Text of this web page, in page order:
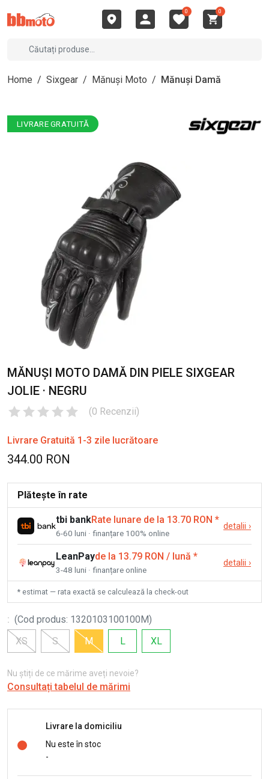
0 0
Home / Sixgear / Mănuși Moto / Mănuși Damă
LIVRARE GRATUITĂ
MĂNUȘI MOTO DAMĂ DIN PIELE SIXGEAR
JOLIE · NEGRU
(0 Recenzii)
Livrare Gratuită 1-3 zile lucrătoare
344.00 RON
Plătește în rate
tbi bankRate lunare de la 13.70 RON *
6-60 luni · finanțare 100% online
detalii ›
LeanPayde la 13.79 RON / lună *
3-48 luni · finanțare online
detalii ›
* estimat — rata exactă se calculează la check-out
: (Cod produs: 1320103100100M)
XS
S M L XL
Nu știți de ce mărime aveți nevoie?
Consultați tabelul de mărimi
Livrare la domiciliu
Nu este în stoc
-